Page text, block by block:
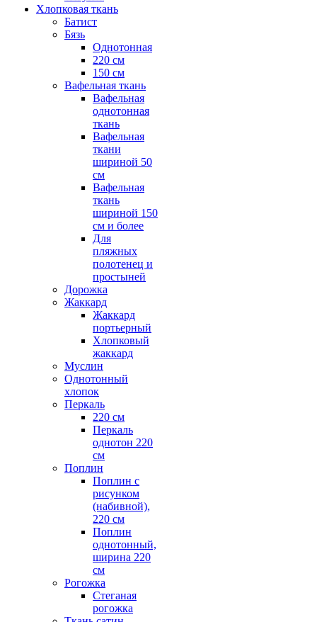
Хлопковая ткань
Батист
Бязь
Однотонная
220 см
150 см
Вафельная ткань
Вафельная
однотонная
ткань
Вафельная
ткани
шириной 50
см
Вафельная
ткань
шириной 150
см и более
Для
пляжных
полотенец и
простыней
Дорожка
Жаккард
Жаккард
портьерный
Хлопковый
жаккард
Муслин
Однотонный
хлопок
Перкаль
220 см
Перкаль
однотон 220
см
Поплин
Поплин с
рисунком
(набивной),
220 см
Поплин
однотонный,
ширина 220
см
Рогожка
Стеганая
рогожка